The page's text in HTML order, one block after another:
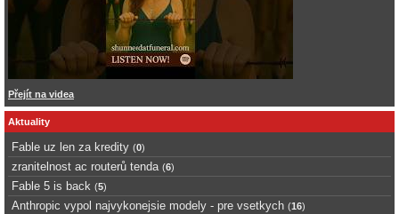
Přejít na videa
Aktuality
Fable uz len za kredity (0)
zranitelnost ac routerů tenda (6)
Fable 5 is back (5)
Anthropic vypol najvykonejsie modely - pre vsetkych (16)